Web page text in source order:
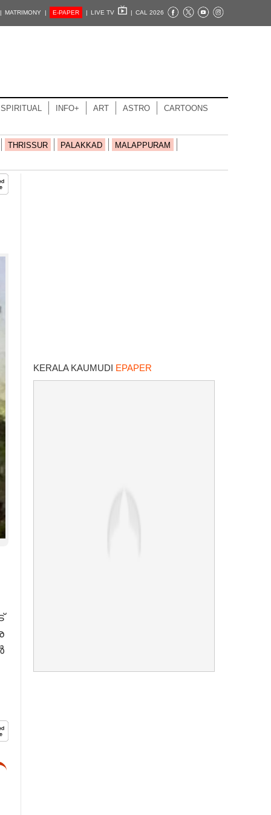
MATRIMONY | E-PAPER | LIVE TV | CAL 2026
SPIRITUAL INFO+ ART ASTRO CARTOONS
THRISSUR PALAKKAD MALAPPURAM
KERALA KAUMUDI EPAPER